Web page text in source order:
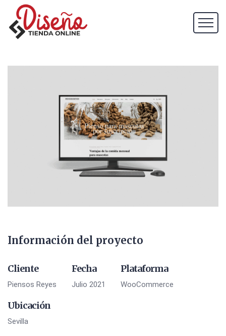
Información del proyecto
Cliente
Piensos Reyes
Fecha
Julio 2021
Plataforma
WooCommerce
Ubicación
Sevilla